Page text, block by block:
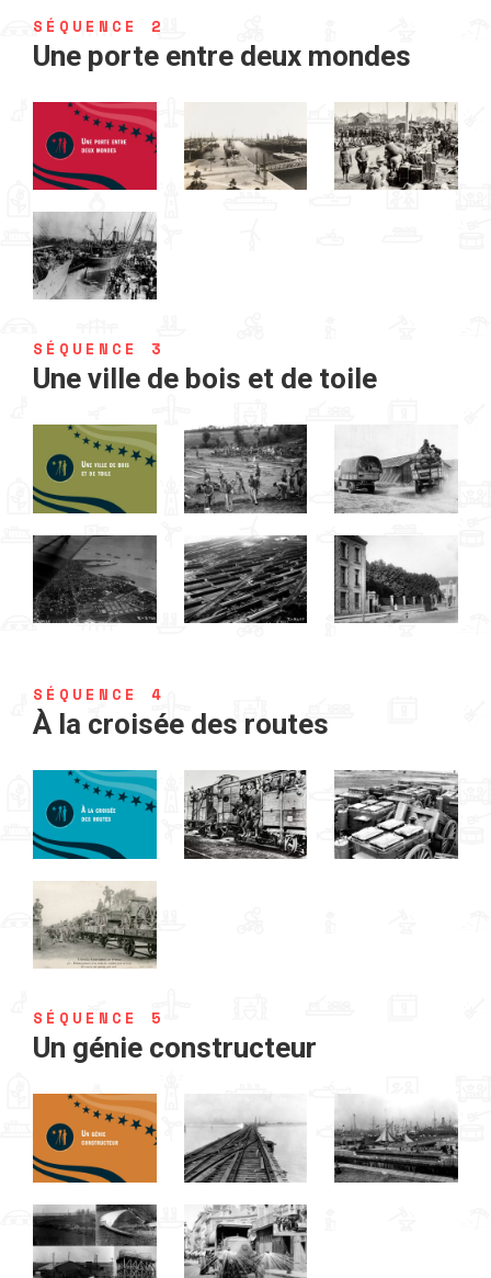
SÉQUENCE 2
Une porte entre deux mondes
SÉQUENCE 3
Une ville de bois et de toile
SÉQUENCE 4
À la croisée des routes
SÉQUENCE 5
Un génie constructeur